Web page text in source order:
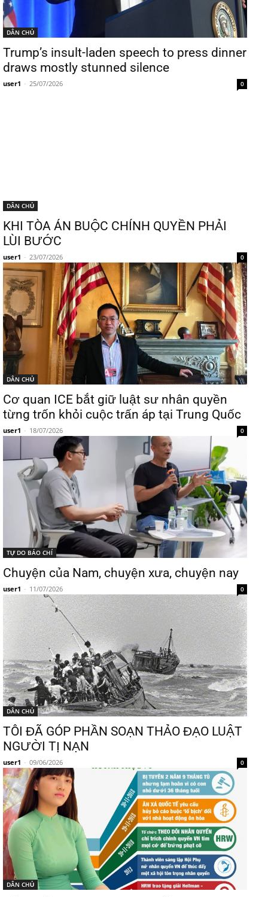
DÂN CHỦ
Trump’s insult-laden speech to press dinner
draws mostly stunned silence
user1 - 25/07/2026 0
DÂN CHỦ
KHI TÒA ÁN BUỘC CHÍNH QUYỀN PHẢI
LÙI BƯỚC
user1 - 23/07/2026 0
DÂN CHỦ
Cơ quan ICE bắt giữ luật sư nhân quyền
từng trốn khỏi cuộc trấn áp tại Trung Quốc
user1 - 18/07/2026 0
TỰ DO BÁO CHÍ
Chuyện của Nam, chuyện xưa, chuyện nay
user1 - 11/07/2026 0
DÂN CHỦ
TÔI ĐÃ GÓP PHẦN SOẠN THẢO ĐẠO LUẬT
NGƯỜI TỊ NẠN
user1 - 09/06/2026 0
DÂN CHỦ